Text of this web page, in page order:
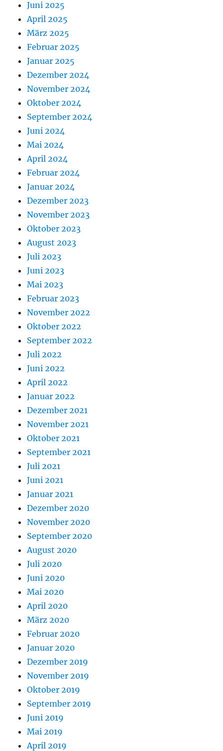
Juni 2025
April 2025
März 2025
Februar 2025
Januar 2025
Dezember 2024
November 2024
Oktober 2024
September 2024
Juni 2024
Mai 2024
April 2024
Februar 2024
Januar 2024
Dezember 2023
November 2023
Oktober 2023
August 2023
Juli 2023
Juni 2023
Mai 2023
Februar 2023
November 2022
Oktober 2022
September 2022
Juli 2022
Juni 2022
April 2022
Januar 2022
Dezember 2021
November 2021
Oktober 2021
September 2021
Juli 2021
Juni 2021
Januar 2021
Dezember 2020
November 2020
September 2020
August 2020
Juli 2020
Juni 2020
Mai 2020
April 2020
März 2020
Februar 2020
Januar 2020
Dezember 2019
November 2019
Oktober 2019
September 2019
Juni 2019
Mai 2019
April 2019